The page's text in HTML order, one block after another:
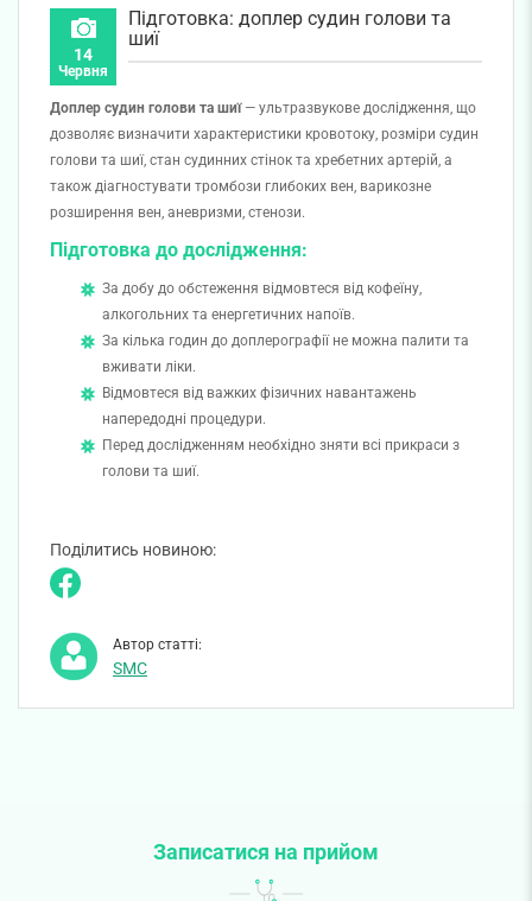
14
Червня
Підготовка: доплер судин голови та
шиї
Доплер судин голови та шиї— ультразвукове дослідження, що
дозволяє визначити характеристики кровотоку, розміри судин
голови та шиї, стан судинних стінок та хребетних артерій, а
також діагностувати тромбози глибоких вен, варикозне
розширення вен, аневризми, стенози.
Підготовка до дослідження:
За добу до обстеження відмовтеся від кофеїну,
алкогольних та енергетичних напоїв.
За кілька годин до доплерографії не можна палити та
вживати ліки.
Відмовтеся від важких фізичних навантажень
напередодні процедури.
Перед дослідженням необхідно зняти всі прикраси з
голови та шиї.
Поділитись новиною:
Автор статті:
SMC
Записатися на прийом